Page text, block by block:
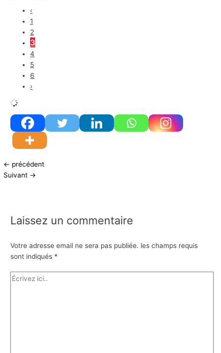
‹
1
2
3
4
5
6
›
← précédent
Suivant →
Laissez un commentaire
Votre adresse email ne sera pas publiée. les champs requis
sont indiqués *